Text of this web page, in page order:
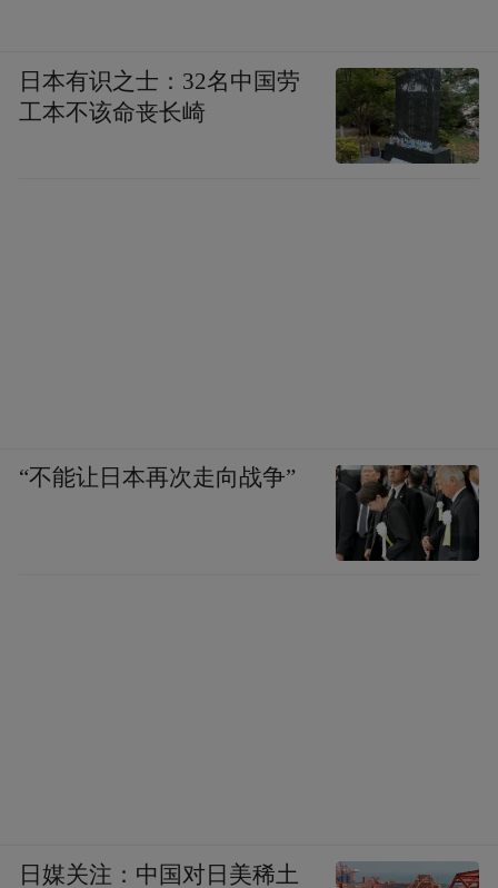
日本有识之士：32名中国劳
工本不该命丧长崎
“不能让日本再次走向战争”
日媒关注：中国对日美稀土